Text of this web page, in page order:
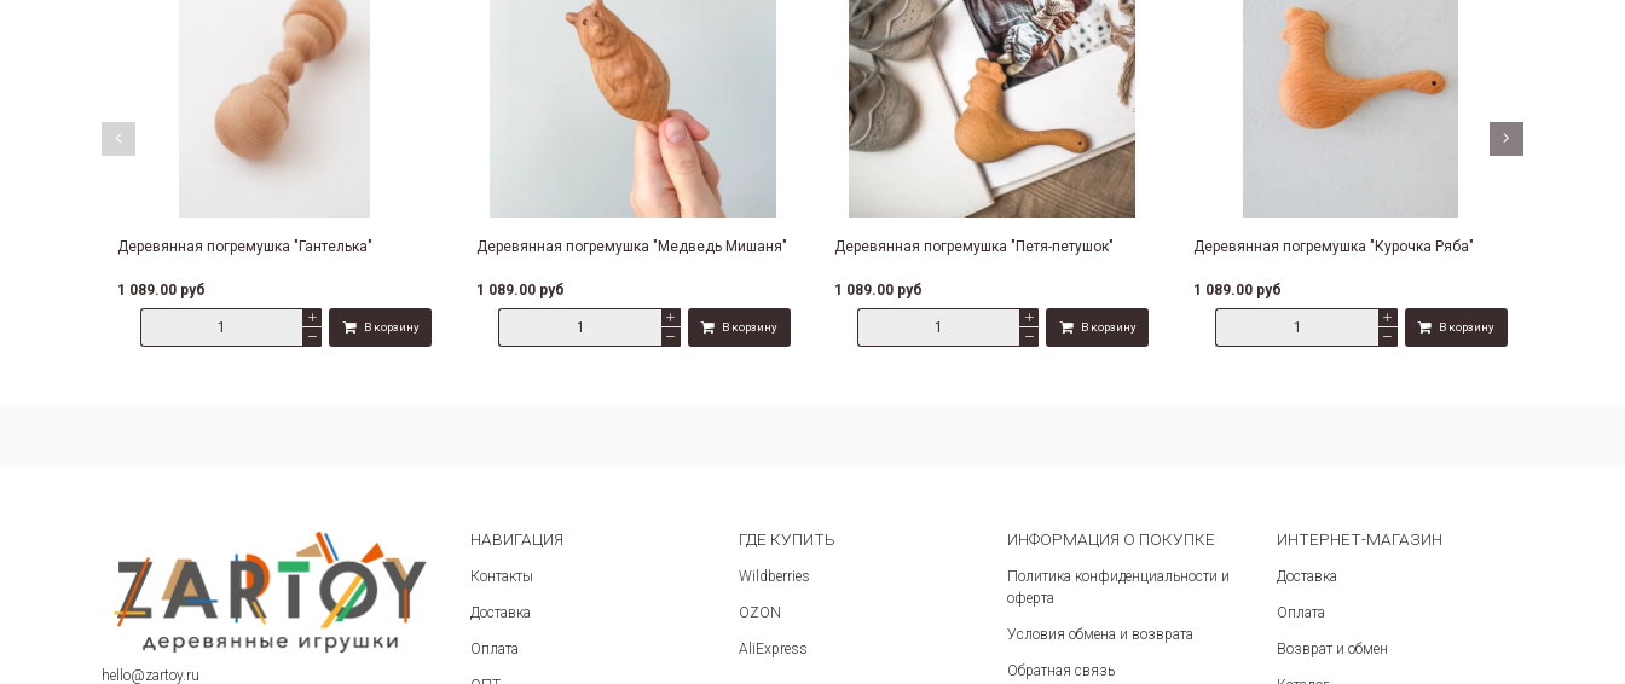
Деревянная погремушка "Гантелька"
1 089.00 руб
В корзину
Деревянная погремушка "Медведь Мишаня"
1 089.00 руб
В корзину
Деревянная погремушка "Петя-петушок"
1 089.00 руб
В корзину
Деревянная погремушка "Курочка Ряба"
1 089.00 руб
В корзину
hello@zartoy.ru
НАВИГАЦИЯ
Контакты
Доставка
Оплата
ГДЕ КУПИТЬ
Wildberries
OZON
AliExpress
ИНФОРМАЦИЯ О ПОКУПКЕ
Политика конфиденциальности и
оферта
Условия обмена и возврата
Обратная связь
ИНТЕРНЕТ-МАГАЗИН
Доставка
Оплата
Возврат и обмен